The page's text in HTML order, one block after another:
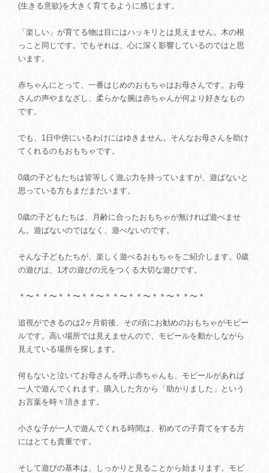
(生きる意欲)を大きく育てるように感じます。
「楽しい」が育てる物は目にはハッキリとは見えません。木の根
っこと同じです。でもそれは、心に深く影響しているのではと思
います。
赤ちゃんにとって、一番はじめのおもちゃはお母さんです。お母
さんの声やまなざし、柔らかな腕は赤ちゃんが何より好きなもの
です。
でも、1日中傍にいるわけにはゆきません。そんなお母さんを助け
てくれるのもおもちゃです。
0歳の子どもたちは皆等しく遊ぶ力を持っていますが、遊ばないと
思っている方もまだまだいます。
0歳の子どもたちは、月齢に合ったおもちゃが無ければ遊べませ
ん。遊ばないのではなく、遊べないのです。
そんな子どもたちが、楽しく遊べるおもちゃをご紹介します。0歳
の遊びは、1才の遊びの元をつくる大切な遊びです。
＊〜＊＊〜＊＊〜＊＊〜＊＊〜＊＊〜＊＊〜＊＊〜＊
追視ができるのは2ヶ月前後、その頃にお勧めのおもちゃがモビー
ルです。高い場所では見えませんので、モビールを動かしながら
見えている場所を探します。
何もないと泣いてお母さんを呼ぶ赤ちゃんも、モビールがあれば
一人で遊んでくれます。購入した方から「助かりました」という
お言葉を時々頂きます。
小さな子が一人で遊んでくれる時間は、初めての子育てをする方
にはとても貴重です。
そして遊びの基本は、しっかりと見ることから始まります。モビ